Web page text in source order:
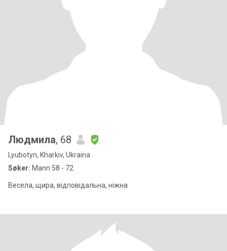
Людмила, 68
Lyubotyn, Kharkiv, Ukraina
Søker: Mann 58 - 72
Весела, щира, відповідальна, ніжна